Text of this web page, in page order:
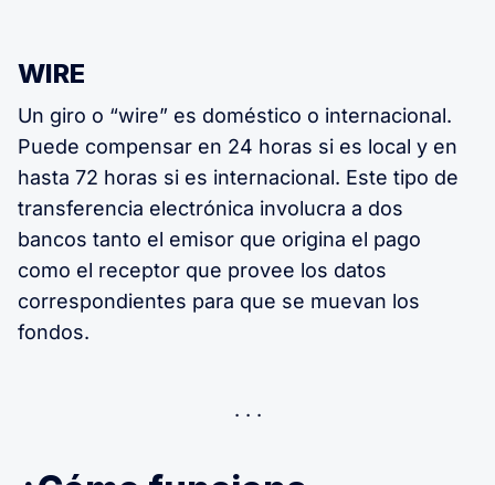
WIRE
Un giro o “wire” es doméstico o internacional.
Puede compensar en 24 horas si es local y en
hasta 72 horas si es internacional. Este tipo de
transferencia electrónica involucra a dos
bancos tanto el emisor que origina el pago
como el receptor que provee los datos
correspondientes para que se muevan los
fondos.